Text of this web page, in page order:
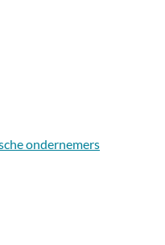
ondernemers